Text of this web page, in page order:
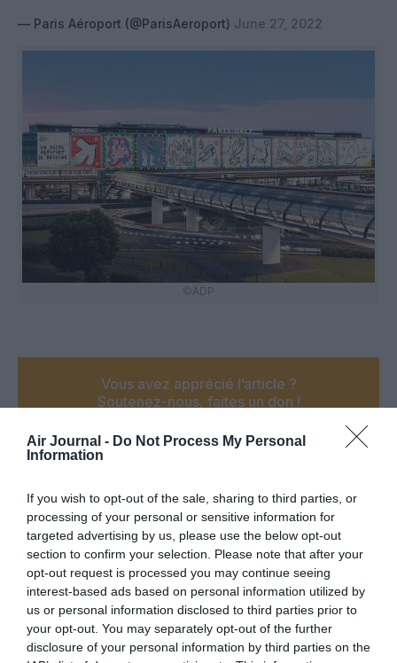
Air Journal - Do Not Process My Personal
Information
If you wish to opt-out of the sale, sharing to third parties, or
processing of your personal or sensitive information for
targeted advertising by us, please use the below opt-out
section to confirm your selection. Please note that after your
opt-out request is processed you may continue seeing
interest-based ads based on personal information utilized by
us or personal information disclosed to third parties prior to
your opt-out. You may separately opt-out of the further
disclosure of your personal information by third parties on the
— Paris Aéroport (@ParisAeroport) June 27, 2022
©ADP
Vous avez apprécié l’article ?
Soutenez-nous, faites un don !
PARTAGER L'ARTICLE
FacebookTwitterPinterestLinkedInEmail Print